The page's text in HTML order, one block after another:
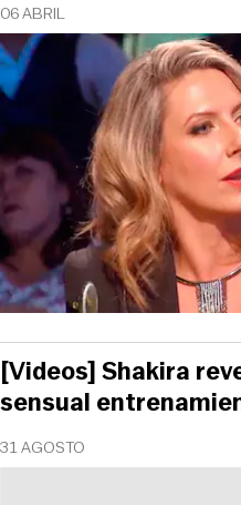
06 ABRIL
31 AGOSTO
[Videos] Shakira
sensual